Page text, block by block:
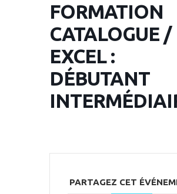
FORMATION
CATALOGUE /
EXCEL :
DÉBUTANT
PARTAGEZ CET